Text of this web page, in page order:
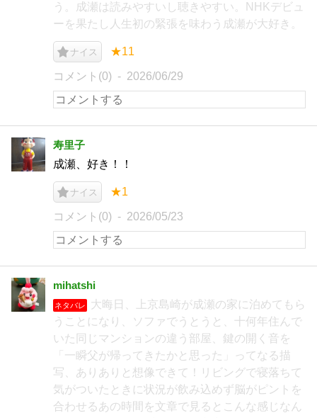
う。成瀬は読みやすいし聴きやすい。NHKデビュ
ーを果たし人生初の緊張を味わう成瀬が大好き。
ナイス ★11
コメント(0) 2026/06/29
寿里子
成瀬、好き！！
ナイス ★1
コメント(0) 2026/05/23
mihatshi
ネタバレ
大晦日、上京島崎が成瀬の家に泊めてもら
うことになり、ソファでうとうと、十何年住んで
いた同じマンションの違う部屋、鍵の開く音を
「一瞬父が帰ってきたかと思った」ってなる描
写、ありありと想像できて！リビングで寝落ちて
気がついたときに状況が飲み込めず脳がピントを
合わせるあの時間を文章で見るとこんな感じなん